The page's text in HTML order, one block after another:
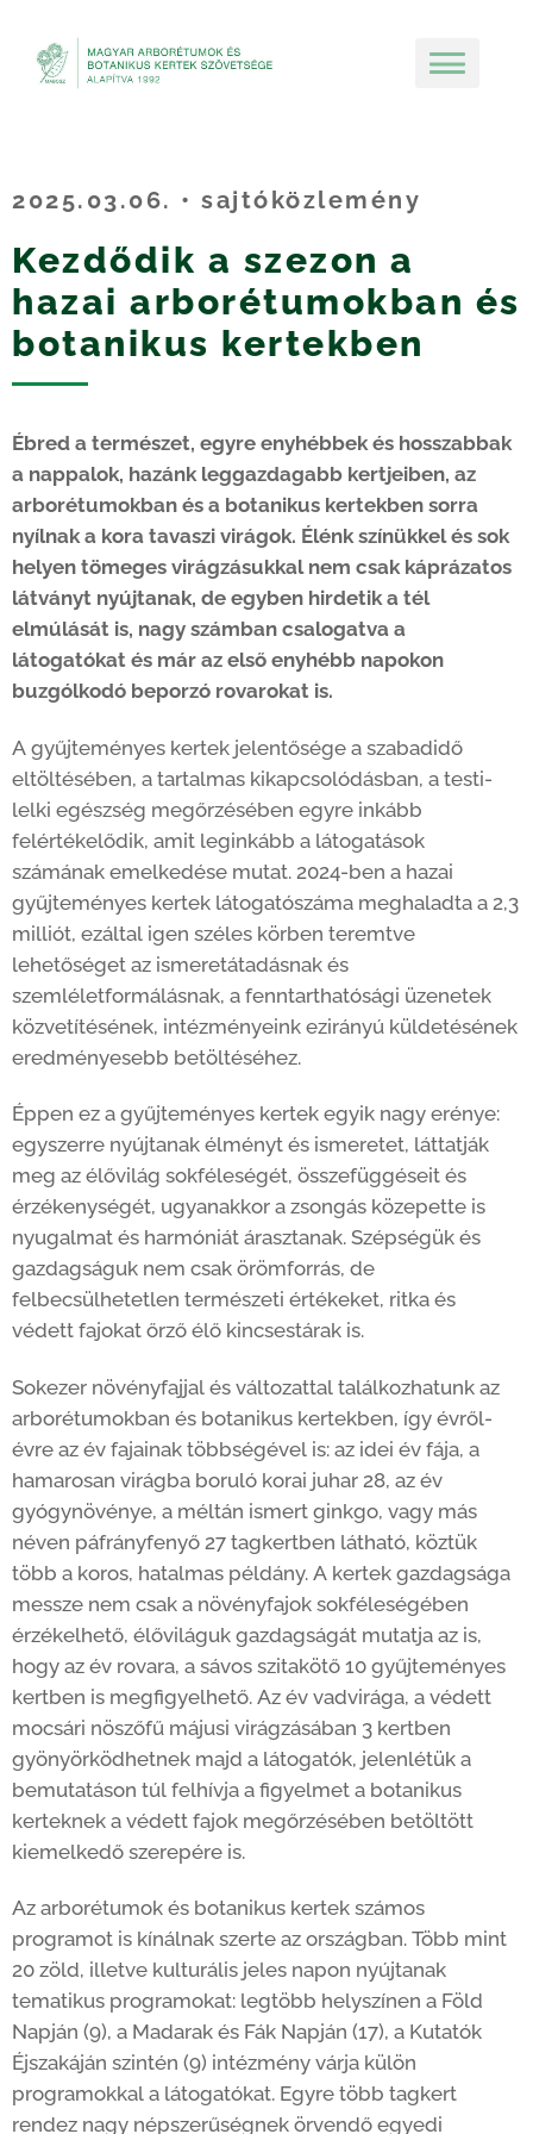
2025.03.06. • sajtóközlemény
Kezdődik a szezon a
hazai arborétumokban és
botanikus kertekben
Ébred a természet, egyre enyhébbek és hosszabbak
a nappalok, hazánk leggazdagabb kertjeiben, az
arborétumokban és a botanikus kertekben sorra
nyílnak a kora tavaszi virágok. Élénk színükkel és sok
helyen tömeges virágzásukkal nem csak káprázatos
látványt nyújtanak, de egyben hirdetik a tél
elmúlását is, nagy számban csalogatva a
látogatókat és már az első enyhébb napokon
buzgólkodó beporzó rovarokat is.
A gyűjteményes kertek jelentősége a szabadidő
eltöltésében, a tartalmas kikapcsolódásban, a testi-
lelki egészség megőrzésében egyre inkább
felértékelődik, amit leginkább a látogatások
számának emelkedése mutat. 2024-ben a hazai
gyűjteményes kertek látogatószáma meghaladta a 2,3
milliót, ezáltal igen széles körben teremtve
lehetőséget az ismeretátadásnak és
szemléletformálásnak, a fenntarthatósági üzenetek
közvetítésének, intézményeink ezirányú küldetésének
eredményesebb betöltéséhez.
Éppen ez a gyűjteményes kertek egyik nagy erénye:
egyszerre nyújtanak élményt és ismeretet, láttatják
meg az élővilág sokféleségét, összefüggéseit és
érzékenységét, ugyanakkor a zsongás közepette is
nyugalmat és harmóniát árasztanak. Szépségük és
gazdagságuk nem csak örömforrás, de
felbecsülhetetlen természeti értékeket, ritka és
védett fajokat őrző élő kincsestárak is.
Sokezer növényfajjal és változattal találkozhatunk az
arborétumokban és botanikus kertekben, így évről-
évre az év fajainak többségével is: az idei év fája, a
hamarosan virágba boruló korai juhar 28, az év
gyógynövénye, a méltán ismert ginkgo, vagy más
néven páfrányfenyő 27 tagkertben látható, köztük
több a koros, hatalmas példány. A kertek gazdagsága
messze nem csak a növényfajok sokféleségében
érzékelhető, élőviláguk gazdagságát mutatja az is,
hogy az év rovara, a sávos szitakötő 10 gyűjteményes
kertben is megfigyelhető. Az év vadvirága, a védett
mocsári nöszőfű májusi virágzásában 3 kertben
gyönyörködhetnek majd a látogatók, jelenlétük a
bemutatáson túl felhívja a figyelmet a botanikus
kerteknek a védett fajok megőrzésében betöltött
kiemelkedő szerepére is.
Az arborétumok és botanikus kertek számos
programot is kínálnak szerte az országban. Több mint
20 zöld, illetve kulturális jeles napon nyújtanak
tematikus programokat: legtöbb helyszínen a Föld
Napján (9), a Madarak és Fák Napján (17), a Kutatók
Éjszakáján szintén (9) intézmény várja külön
programokkal a látogatókat. Egyre több tagkert
rendez nagy népszerűségnek örvendő egyedi